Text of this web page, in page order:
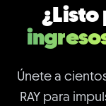
¿Listo
Únete a
RAY para